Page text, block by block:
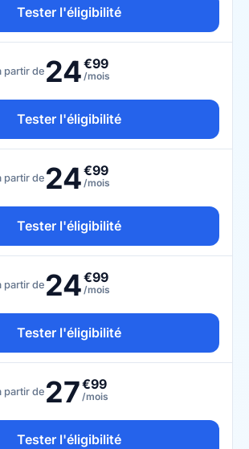
Tester l'éligibilité
partir de 24€99
/mois
Tester l'éligibilité
partir de 24€99
/mois
Tester l'éligibilité
partir de 24€99
/mois
Tester l'éligibilité
partir de 27€99
/mois
Tester l'éligibilité